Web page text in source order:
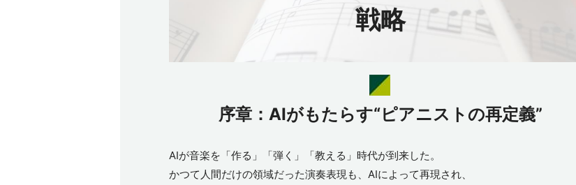
戦略
序章：AIがもたらす“ピアニストの再定義”
AIが音楽を「作る」「弾く」「教える」時代が到来した。
かつて人間だけの領域だった演奏表現も、AIによって再現され、